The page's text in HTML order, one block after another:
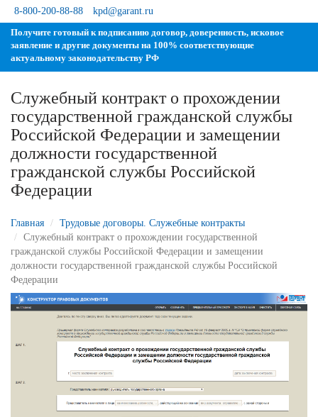
8-800-200-88-88
kpd@garant.ru
Получите готовый к подписанию договор, доверенность, исковое
заявление и другие документы на 100% соответствующие
актуальному законодательству РФ
Служебный контракт о прохождении
осударственной гражданской службы
Российской Федерации и замещении
должности государственной
ражданской службы Российской
Федерации
Главная
Трудовые договоры. Служебные контракты
Служебный контракт о прохождении государственной
ражданской службы Российской Федерации и замещении
должности государственной гражданской службы Российской
Федерации